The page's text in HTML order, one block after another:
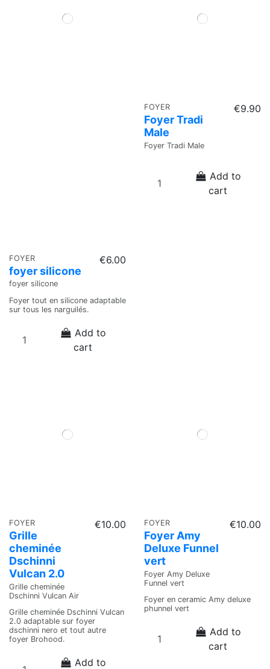
FOYER
foyer silicone
foyer silicone
€6.00
Foyer tout en silicone adaptable
sur tous les narguilés.
Add to
cart
FOYER
Foyer Tradi
Male
Foyer Tradi Male
€9.90
Add to
cart
FOYER
Grille
cheminée
Dschinni
Vulcan 2.0
Grille cheminée
Dschinni Vulcan Air
€10.00
Grille cheminée Dschinni Vulcan
2.0 adaptable sur foyer
dschinni nero et tout autre
foyer Brohood.
Add to
FOYER
Foyer Amy
Deluxe Funnel
vert
Foyer Amy Deluxe
Funnel vert
€10.00
Foyer en ceramic Amy deluxe
phunnel vert
Add to
cart